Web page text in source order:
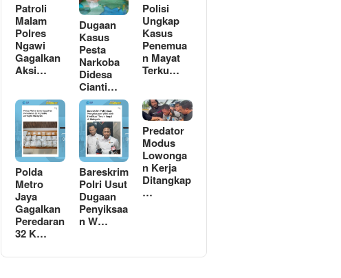
Patroli
Malam
Polres
Ngawi
Gagalkan
Aksi…
Dugaan
Kasus
Pesta
Narkoba
Didesa
Cianti…
Polisi
Ungkap
Kasus
Penemua
n Mayat
Terku…
Polda
Metro
Jaya
Gagalkan
Peredaran
32 K…
Bareskrim
Polri Usut
Dugaan
Penyiksaa
n W…
Predator
Modus
Lowonga
n Kerja
Ditangkap
…